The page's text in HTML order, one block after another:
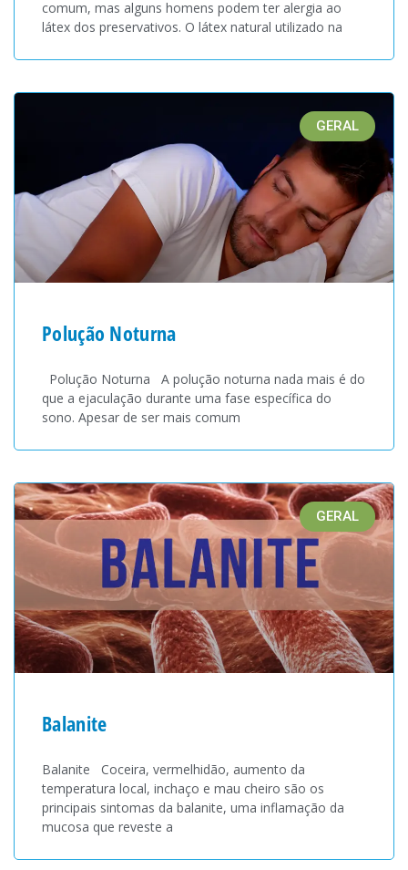
comum, mas alguns homens podem ter alergia ao
látex dos preservativos. O látex natural utilizado na
GERAL
Polução Noturna
Polução Noturna A polução noturna nada mais é do
que a ejaculação durante uma fase específica do
sono. Apesar de ser mais comum
GERAL
Balanite
Balanite Coceira, vermelhidão, aumento da
temperatura local, inchaço e mau cheiro são os
principais sintomas da balanite, uma inflamação da
mucosa que reveste a